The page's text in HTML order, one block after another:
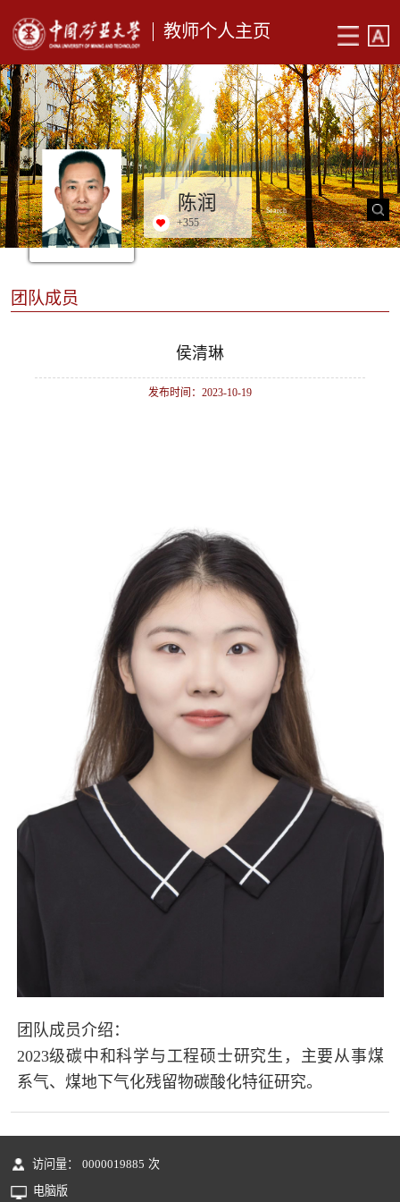
教师个人主页
陈润
+355
团队成员
侯清琳
发布时间：2023-10-19
团队成员介绍：
2023级碳中和科学与工程硕士研究生，主要从事煤
系气、煤地下气化残留物碳酸化特征研究。
访问量： 0000019885 次
电脑版